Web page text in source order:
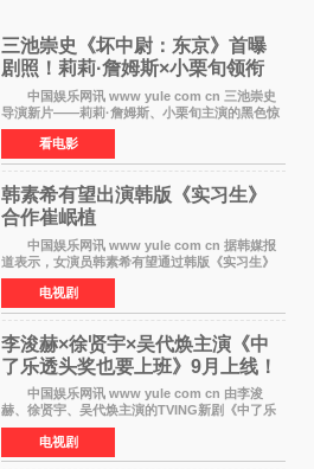
三池崇史《坏中尉：东京》首曝
剧照！莉莉·詹姆斯×小栗旬领衔
黑色惊悚再升级
中国娱乐网讯 www yule com cn 三池崇史
导演新片——莉莉·詹姆斯、小栗旬主演的黑色惊
悚电影《坏中尉：东京》首曝剧照。继阿贝尔·费
拉拉&times;哈威·凯特尔的1992年《坏中尉》和
沃纳·赫
看电影
韩素希有望出演韩版《实习生》
合作崔岷植
中国娱乐网讯 www yule com cn 据韩媒报
道表示，女演员韩素希有望通过韩版《实习生》
回归荧幕，合作前辈演员崔岷植。 根据消息
表示，演员韩素希目前已经结束了电视剧《Y计
划》的拍摄工
电视剧
李浚赫×徐贤宇×吴代焕主演《中
了乐透头奖也要上班》9月上线！
TVING先网后台
中国娱乐网讯 www yule com cn 由李浚
赫、徐贤宇、吴代焕主演的TVING新剧《中了乐
透头奖也要上班》定档9月10日播出，随后于9月
14日起登陆tvN月火档，实现先网后台双平台播出
模式。 本剧改
电视剧